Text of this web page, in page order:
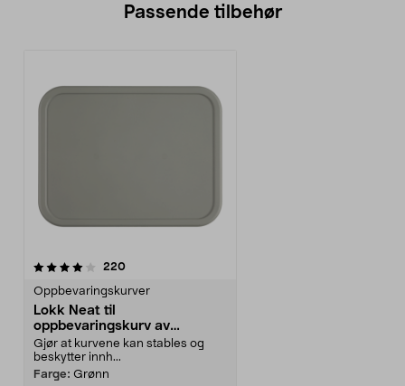
Passende tilbehør
220anmeldelser
Oppbevaringskurver
Lokk Neat til
oppbevaringskurv av
resirkulert plast, 36 x 27 cm
Gjør at kurvene kan stables og
beskytter innh...
Farge: Grønn